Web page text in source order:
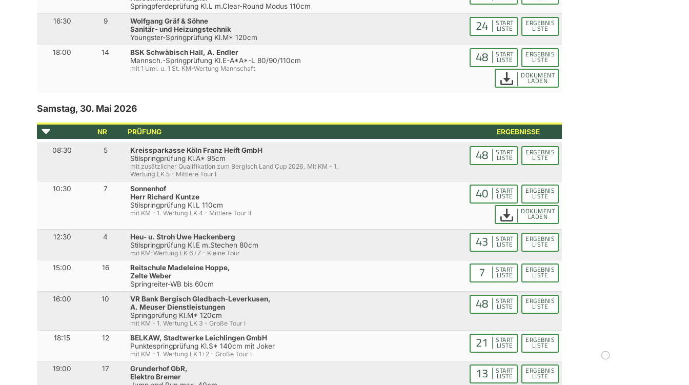
Springpferdeprüfung Kl.L m.Clear-Round Modus 110cm
16:30 9
Wolfgang Gräf & Söhne
Sanitär- und Heizungstechnik
Youngster-Springprüfung Kl.M* 120cm
24 START
LISTE
ERGEBNIS
LISTE
18:00 14
BSK Schwäbisch Hall, A. Endler
Mannsch.-Springprüfung Kl.E-A*A*-L 80/90/110cm
mit 1 Uml. u. 1 St. KM-Wertung Mannschaft
48 START
LISTE
ERGEBNIS
LISTE
DOKUMENT
LADEN
Samstag, 30. Mai 2026
NR PRÜFUNG ERGEBNISSE
08:30 5
Kreissparkasse Köln Franz Heift GmbH
Stilspringprüfung Kl.A* 95cm
mit zusätzlicher Qualifikation zum Bergisch Land Cup 2026. Mit KM - 1.
Wertung LK 5 - Mittlere Tour I
48 START
LISTE
ERGEBNIS
LISTE
10:30 7
Sonnenhof
Herr Richard Kuntze
Stilspringprüfung Kl.L 110cm
mit KM - 1. Wertung LK 4 - Mittlere Tour II
40 START
LISTE
ERGEBNIS
LISTE
DOKUMENT
LADEN
12:30 4
Heu- u. Stroh Uwe Hackenberg
Stilspringprüfung Kl.E m.Stechen 80cm
mit KM-Wertung LK 6+7 - Kleine Tour
43 START
LISTE
ERGEBNIS
LISTE
15:00 16
Reitschule Madeleine Hoppe,
Zelte Weber
Springreiter-WB bis 60cm
7 START
LISTE
ERGEBNIS
LISTE
16:00 10
VR Bank Bergisch Gladbach-Leverkusen,
A. Meuser Dienstleistungen
Springprüfung Kl.M* 120cm
mit KM - 1. Wertung LK 3 - Große Tour I
48 START
LISTE
ERGEBNIS
LISTE
18:15 12
BELKAW, Stadtwerke Leichlingen GmbH
Punktespringprüfung Kl.S* 140cm mit Joker
mit KM - 1. Wertung LK 1+2 - Große Tour I
21 START
LISTE
ERGEBNIS
LISTE
19:00 17
Grunderhof GbR,
Elektro Bremer
13 START
LISTE
ERGEBNIS
LISTE